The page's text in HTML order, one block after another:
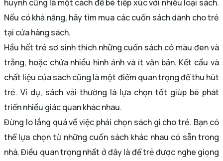
huynh cũng là một cách để bé tiếp xúc với nhiều loại sách.
Nếu có khả năng, hãy tìm mua các cuốn sách dành cho trẻ
tại cửa hàng sách.
Hầu hết trẻ sơ sinh thích những cuốn sách có màu đen và
trắng, hoặc chứa nhiều hình ảnh và ít văn bản. Kết cấu và
chất liệu của sách cũng là một điểm quan trọng để thu hút
trẻ. Ví dụ, sách vải thường là lựa chọn tốt giúp bé phát
triển nhiều giác quan khác nhau.
Đừng lo lắng quá về việc phải chọn sách gì cho trẻ. Bạn có
thể lựa chọn từ những cuốn sách khác nhau có sẵn trong
nhà. Điều quan trọng nhất ở đây là để trẻ được nghe giọng